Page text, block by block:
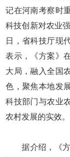
记在河南考察时
科技创新对农业
日，省科技厅现
表示，《方案》
大局，融入全国
色，聚焦本地发
科技部门与农业
农村发展的实效。
据介绍，《方